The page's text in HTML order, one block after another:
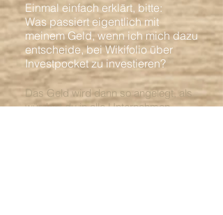
Einmal einfach erklärt, bitte:
Was passiert eigentlich mit
meinem Geld, wenn ich mich dazu
entscheide, bei Wikifolio über
Investpocket zu investieren?
Das Geld wird dann so angelegt, als
würdest du in alle Unternehmen